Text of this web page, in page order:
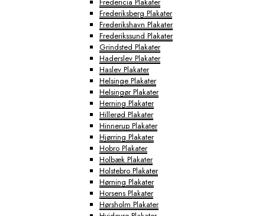
Frederiksberg Plakater
Frederikshavn Plakater
Frederikssund Plakater
Grindsted Plakater
Haderslev Plakater
Haslev Plakater
Helsinge Plakater
Helsingør Plakater
Herning Plakater
Hillerød Plakater
Hinnerup Plakater
Hjørring Plakater
Hobro Plakater
Holbæk Plakater
Holstebro Plakater
Hørning Plakater
Horsens Plakater
Hørsholm Plakater